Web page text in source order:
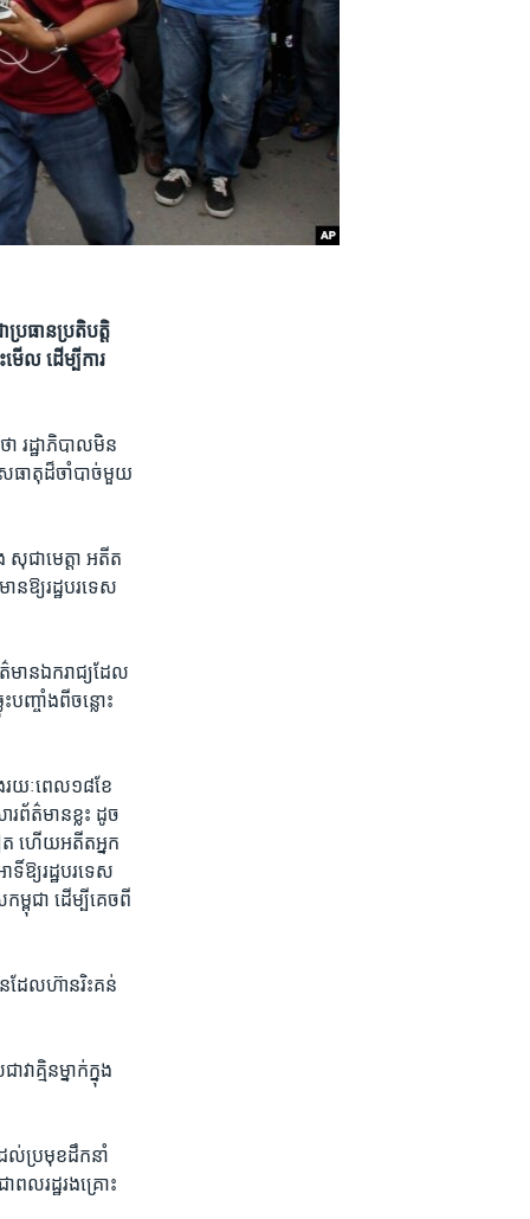
ធាន​ប្រតិបត្តិ
មើល​ ដើម្បី​ការ​
ា​ រដ្ឋាភិបាល​មិន​
សធាតុ​ដ៏​ចាំបាច់​មួយ​
សុជាមេត្តា អតីត​
ន​ឱ្យ​រដ្ឋ​បរទេស​
មាន​ឯករាជ្យ​ដែល​
បញ្ចាំង​ពី​ចន្លោះ​
ង​រយៈពេល​១៨​ខែ​
ព័ត៌មាន​ខ្លះ ដូច​
ត ហើយ​អតីត​អ្នក​
ឱ្យ​រដ្ឋ​បរទេស
ពុជា ដើម្បី​គេច​ពី​
ន​ដែល​ហ៊ាន​រិះគន់​
ាគ្មិន​ម្នាក់​ក្នុង​
ដល់​ប្រមុខ​ដឹកនាំ​
ពលរដ្ឋ​រងគ្រោះ​